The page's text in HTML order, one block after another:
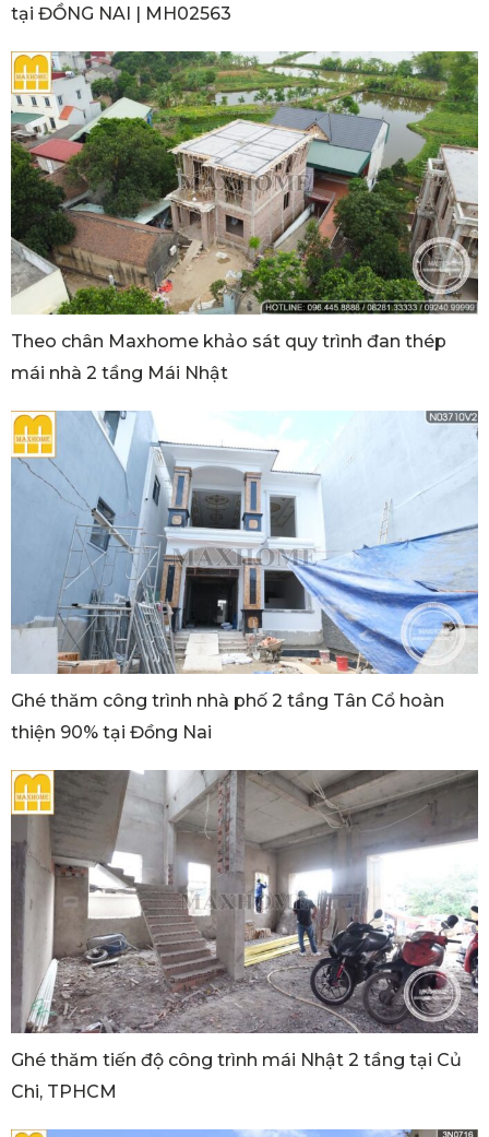
tại ĐỒNG NAI | MH02563
Theo chân Maxhome khảo sát quy trình đan thép
mái nhà 2 tầng Mái Nhật
Ghé thăm công trình nhà phố 2 tầng Tân Cổ hoàn
thiện 90% tại Đồng Nai
Ghé thăm tiến độ công trình mái Nhật 2 tầng tại Củ
Chi, TPHCM